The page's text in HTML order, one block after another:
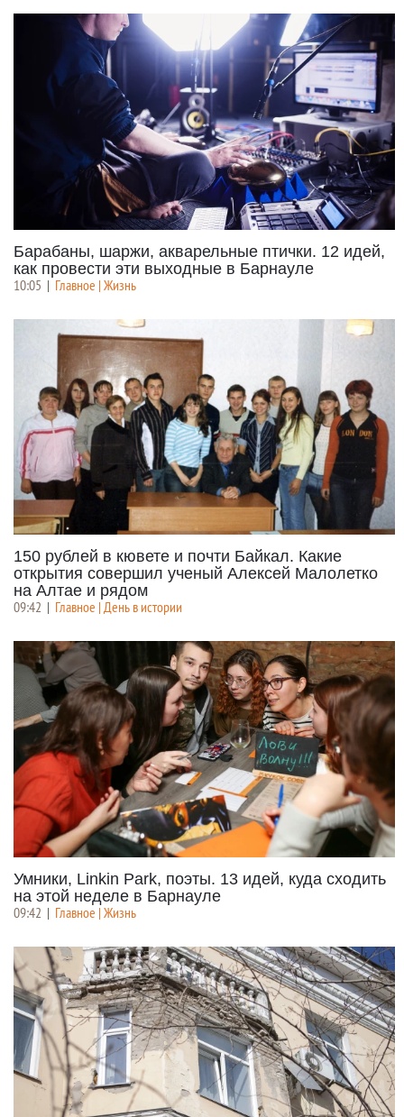
Барабаны, шаржи, акварельные птички. 12 идей,
как провести эти выходные в Барнауле
10:05 | Главное | Жизнь
150 рублей в кювете и почти Байкал. Какие
открытия совершил ученый Алексей Малолетко
на Алтае и рядом
09:42 Главное | День в истории
Умники, Linkin Park, поэты. 13 идей, куда сходить
на этой неделе в Барнауле
09:42 | Главное | Жизнь